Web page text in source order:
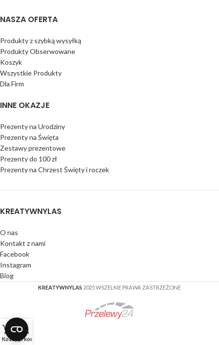
NASZA OFERTA
Produkty z szybką wysyłką
Produkty Obserwowane
Koszyk
Wszystkie Produkty
Dla Firm
INNE OKAZJE
Prezenty na Urodziny
Prezenty na Święta
Zestawy prezentowe
Prezenty do 100 zł
Prezenty na Chrzest Święty i roczek
KREATYWNYLAS
O nas
Kontakt z nami
Facebook
Instagram
Blog
KREATYWNYLAS 2025 WSZELKIE PRAWA ZASTRZEŻONE
Koszyk
Moje konto